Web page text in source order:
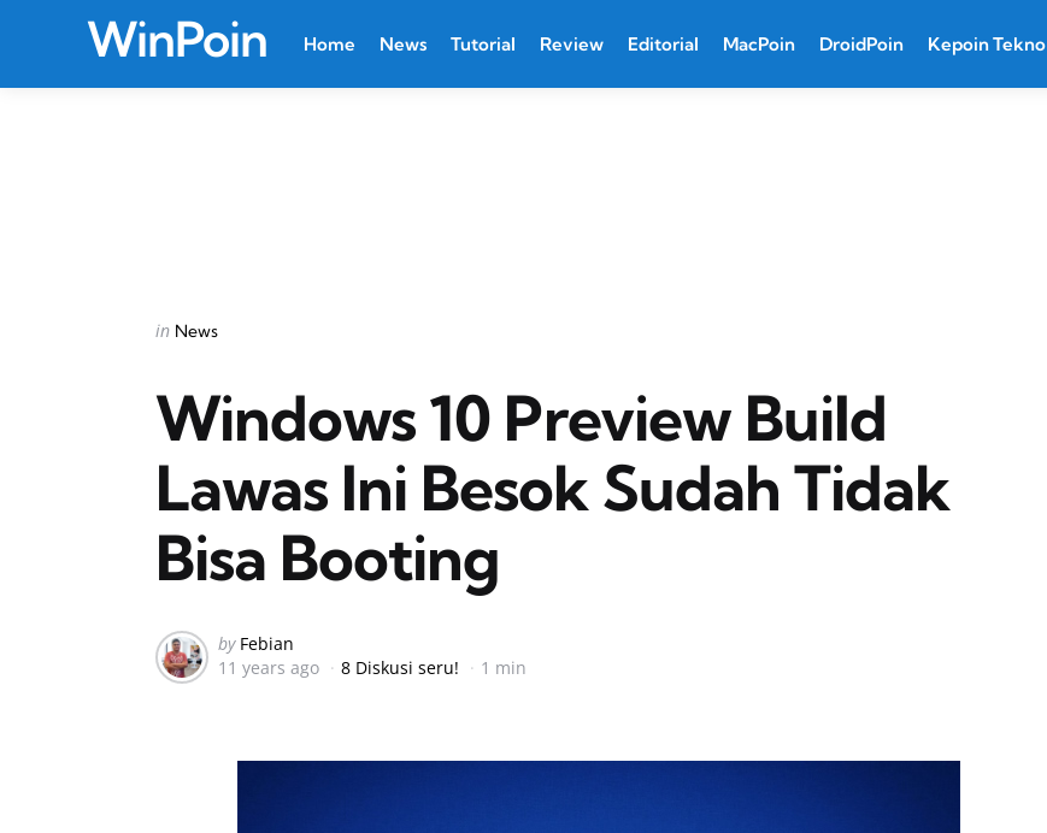
WinPoin Home News Tutorial Review Editorial MacPoin DroidPoin Kepoin Tekno
Categories
Posted
in News
Windows 10 Preview Build
Lawas Ini Besok Sudah Tidak
Bisa Booting
Posted
by
by Febian
11 years ago
8 Diskusi seru! 1 min